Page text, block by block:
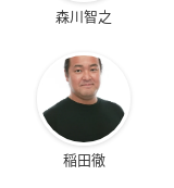
森川智之
稲田徹